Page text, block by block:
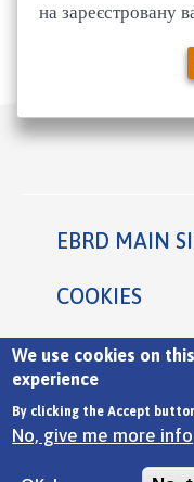
на зареєстровану
Footer
EBRD MAIN
COOKIES
PRIVACY
TERMS
European Bank for
We use cookies on
experience
By clicking the Accept
No, give me more info